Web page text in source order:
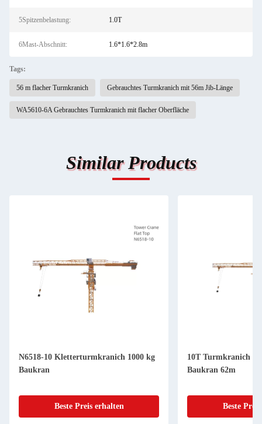
5Spitzenbelastung: 1.0T
6Mast-Abschnitt: 1.6*1.6*2.8m
Tags:
56 m flacher Turmkranich Gebrauchtes Turmkranich mit 56m Jib-Länge
WA5610-6A Gebrauchtes Turmkranich mit flacher Oberfläche
Similar Products
N6518-10 Kletterturmkranich 1000 kg
Baukran
Beste Preis erhalten
10T Turmkranich
Baukran 62m
Beste